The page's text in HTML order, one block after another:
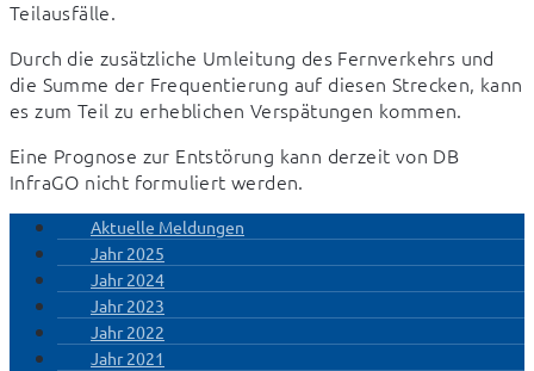
Teilausfälle.
Durch die zusätzliche Umleitung des Fernverkehrs und
die Summe der Frequentierung auf diesen Strecken, kann
es zum Teil zu erheblichen Verspätungen kommen.
Eine Prognose zur Entstörung kann derzeit von DB
InfraGO nicht formuliert werden.
Aktuelle Meldungen
Jahr 2025
Jahr 2024
Jahr 2023
Jahr 2022
Jahr 2021